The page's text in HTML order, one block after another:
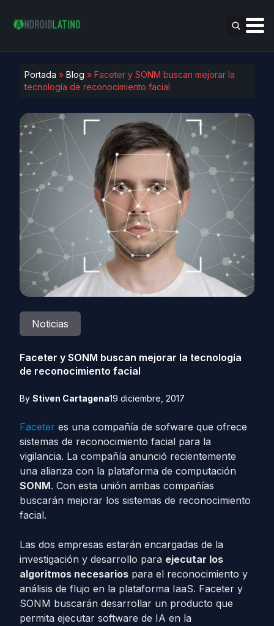
Portada » Blog » Faceter y SONM buscan mejorar la
tecnología de reconocimiento facial
Noticias
Faceter y SONM buscan mejorar la tecnología
de reconocimiento facial
By Stiven Cartagena19 diciembre, 2017
Faceter es una compañía de sofware que ofrece
sistemas de reconocimiento facial para la
vigilancia. La compañía anunció recientemente
una alianza con la plataforma de computación
SONM. Con esta unión ambas compañías
buscarán mejorar los sistemas de reconocimiento
facial.
Las dos empresas estarán encargadas de la
investigación y desarrollo para ejecutar los
algoritmos necesarios para el reconocimiento y
análisis de flujo en la plataforma IaaS. Faceter y
SONM buscarán desarrollar un producto que
permita ejecutar software de IA en la